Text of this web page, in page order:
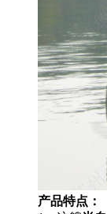
产品特点：